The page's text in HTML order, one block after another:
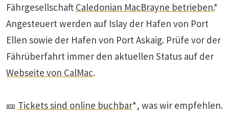
Fährgesellschaft Caledonian MacBrayne betrieben.*
Angesteuert werden auf Islay der Hafen von Port
Ellen sowie der Hafen von Port Askaig. Prüfe vor der
Fährüberfahrt immer den aktuellen Status auf der
Webseite von CalMac.
🎫 Tickets sind online buchbar*, was wir empfehlen.